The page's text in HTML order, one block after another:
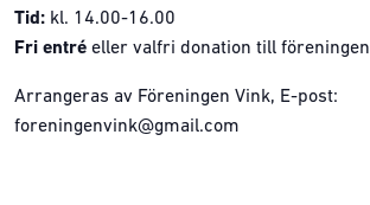
Tid: kl. 14.00-16.00
Fri entré eller valfri donation till föreningen
Arrangeras av Föreningen Vink, E-post:
foreningenvink@gmail.com